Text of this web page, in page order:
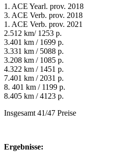
1. ACE Yearl. prov. 2018
3. ACE Verb. prov. 2018
1. ACE Verb. prov. 2021
2.512 km/ 1253 p.
3.401 km / 1699 p.
3.331 km / 5088 p.
3.208 km / 1085 p.
4.322 km / 1451 p.
7.401 km / 2031 p.
8. 401 km / 1199 p.
8.405 km / 4123 p.
Insgesamt 41/47 Preise
Ergebnisse: